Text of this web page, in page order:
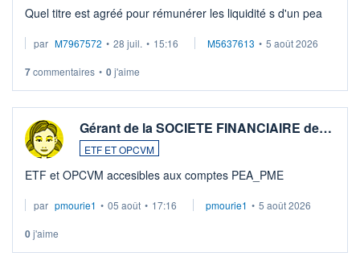
Quel titre est agréé pour rémunérer les liquidité s d'un pea
par M7967572 • 28 juil. • 15:16 M5637613 • 5 août 2026
7commentaires • 0j'aime
Gérant de la SOCIETE FINANCIAIRE de…
ETF ET OPCVM
ETF et OPCVM accesibles aux comptes PEA_PME
par pmourie1 • 05 août • 17:16 pmourie1 • 5 août 2026
0j'aime